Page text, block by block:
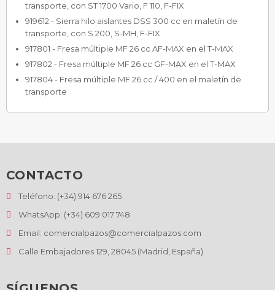
transporte, con ST 1700 Vario, F 110, F-FIX
919612 - Sierra hilo aislantes DSS 300 cc en maletín de
transporte, con S 200, S-MH, F-FIX
917801 - Fresa múltiple MF 26 cc AF-MAX en el T-MAX
917802 - Fresa múltiple MF 26 cc GF-MAX en el T-MAX
917804 - Fresa múltiple MF 26 cc / 400 en el maletín de
transporte
CONTACTO
Teléfono: (+34) 914 676 265
WhatsApp: (+34) 609 017 748
Email: comercialpazos@comercialpazos.com
Calle Embajadores 129, 28045 (Madrid, España)